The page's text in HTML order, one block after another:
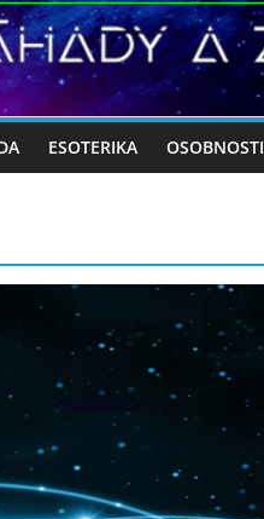
ESOTERIKA OSOBNOSTI